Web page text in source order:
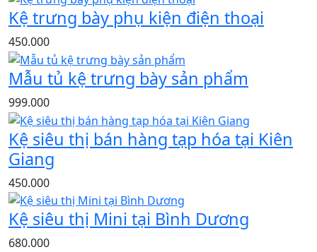
Kệ trưng bày phụ kiện điện thoại
450.000
Mẫu tủ kệ trưng bày sản phẩm
999.000
Kệ siêu thị bán hàng tạp hóa tại Kiên
Giang
450.000
Kệ siêu thị Mini tại Bình Dương
680.000